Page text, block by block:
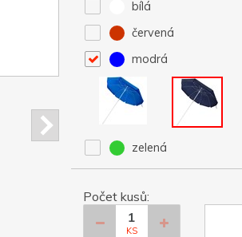
bílá
červená
modrá
zelená
Počet kusů:
KS